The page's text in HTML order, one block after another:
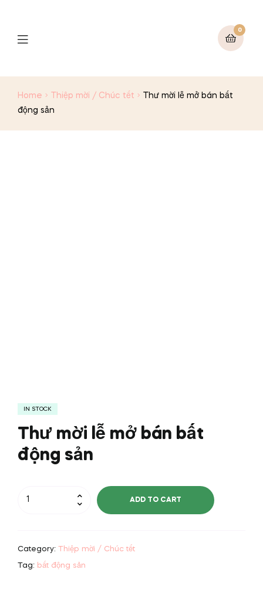
0
Menu
Home Thiệp mời / Chúc tết
Thư mời lễ mở bán bất
động sản
IN STOCK
Thư mời lễ mở bán bất
động sản
bán
bất
ADD TO CART
Category: Thiệp mời / Chúc tết
Tag: bất động sản